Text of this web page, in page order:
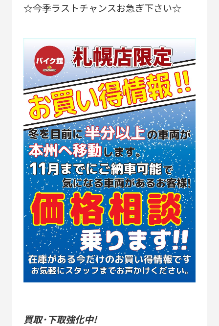
☆今季ラストチャンスお急ぎ下さい☆
買取･下取強化中!